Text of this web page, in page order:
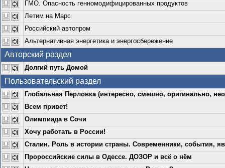
ГМО. Опасность генномодифицированных продуктов
Летим на Марс
Российский автопром
Альтернативная энергетика и энергосбережение
Авторский раздел
Долгий путь Домой
Пользовательский раздел
Глобальная Перловка (интересно, смешно, оригинально,
Всем привет!
Олимпиада в Сочи
Хочу работать в России!
Сталин. Роль в истории страны. Современники, события,
Пророссийские силы в Одессе. ДОЗОР и всё о нём